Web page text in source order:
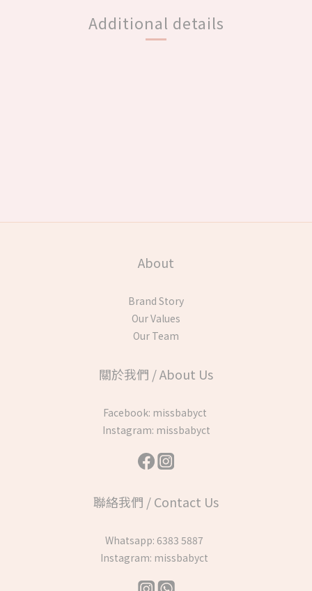
Additional details
About
Brand Story
Our Values
Our Team
關於我們 / About Us
Facebook: missbabyct
Instagram: missbabyct
聯絡我們 / Contact Us
Whatsapp: 6383 5887
Instagram: missbabyct